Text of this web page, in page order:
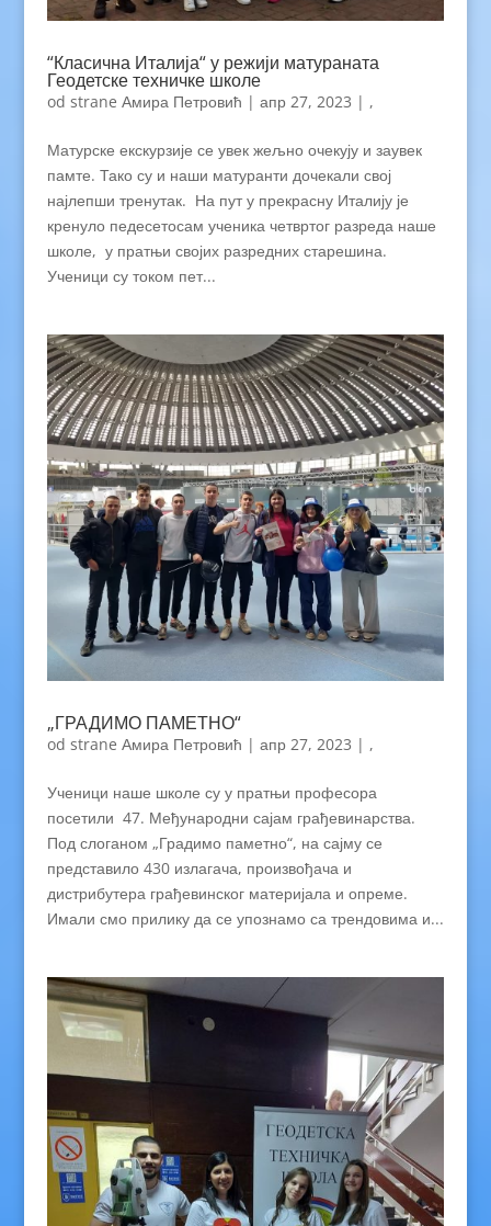
“Класична Италија“ у режији матураната
Геодетске техничке школе
od strane Амира Петровић | апр 27, 2023 | ,
Матурске екскурзије се увек жељно очекују и заувек
памте. Тако су и наши матуранти дочекали свој
најлепши тренутак. На пут у прекрасну Италију је
кренуло педесетосам ученика четвртог разреда наше
школе, у пратњи својих разредних старешина.
Ученици су током пет...
„ГРАДИМО ПАМЕТНО“
od strane Амира Петровић | апр 27, 2023 | ,
Ученици наше школе су у пратњи професора
посетили 47. Међународни сајам грађевинарства.
Под слоганом „Градимо паметно“, на сајму се
представило 430 излагача, произвођача и
дистрибутера грађевинског материјала и опреме.
Имали смо прилику да се упознамо са трендовима и...